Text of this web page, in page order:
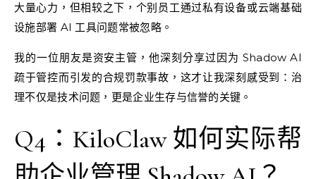
大量心力，但相较之下，个别员工通过私有设备或云端基础
设施部署 AI 工具问题常被忽略。
我的一位朋友是资安主管，他深刻分享过因为 Shadow AI
疏于管控而引发的合规罚款事故，这才让我深刻感受到：治
理不仅是技术问题，更是企业生存与信誉的关键。
Q4：KiloClaw 如何实际帮